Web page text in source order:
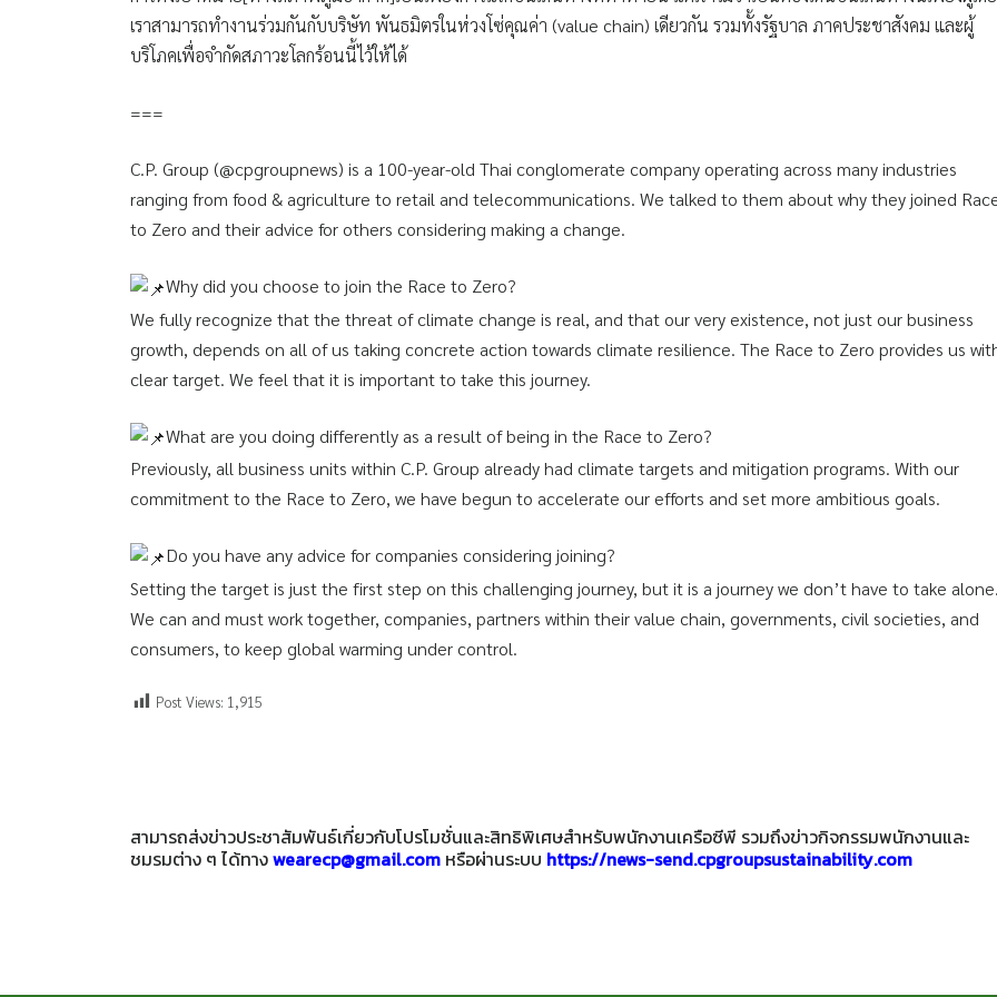
เราสามารถทำงานร่วมกันกับบริษัท พันธมิตรในห่วงโซ่คุณค่า (value chain) เดียวกัน รวมทั้งรัฐบาล ภาคประชาสังคม และผู้
บริโภคเพื่อจำกัดสภาวะโลกร้อนนี้ไว้ให้ได้
===
C.P. Group (@cpgroupnews) is a 100-year-old Thai conglomerate company operating across many industries
ranging from food & agriculture to retail and telecommunications. We talked to them about why they joined
to Zero and their advice for others considering making a change.
Why did you choose to join the Race to Zero?
We fully recognize that the threat of climate change is real, and that our very existence, not just our business
growth, depends on all of us taking concrete action towards climate resilience. The Race to Zero provides us
clear target. We feel that it is important to take this journey.
What are you doing differently as a result of being in the Race to Zero?
Previously, all business units within C.P. Group already had climate targets and mitigation programs. With our
commitment to the Race to Zero, we have begun to accelerate our efforts and set more ambitious goals.
Do you have any advice for companies considering joining?
Setting the target is just the first step on this challenging journey, but it is a journey we don’t have to take alone.
We can and must work together, companies, partners within their value chain, governments, civil societies, and
consumers, to keep global warming under control.
Post Views: 1,915
สามารถส่งข่าวประชาสัมพันธ์เกี่ยวกับโปรโมชั่นและสิทธิพิเศษสำหรับพนักงานเครือซีพี รวมถึงข่าวกิจกรรมพนักงานและ
ชมรมต่าง ๆ ได้ทางwearecp@gmail.com หรือผ่านระบบ https://news-send.cpgroupsustainability.com